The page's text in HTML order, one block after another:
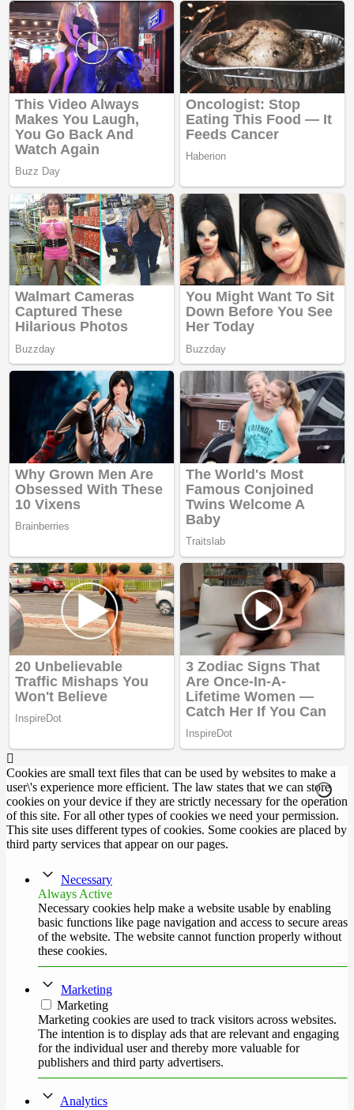
Cookies are small text files that can be used by websites to make a
user\'s experience more efficient. The law states that we can store
cookies on your device if they are strictly necessary for the operation
of this site. For all other types of cookies we need your permission.
This site uses different types of cookies. Some cookies are placed by
third party services that appear on our pages.
Necessary
Always Active
Necessary cookies help make a website usable by enabling
basic functions like page navigation and access to secure areas
of the website. The website cannot function properly without
these cookies.
Marketing
Marketing
Marketing cookies are used to track visitors across websites.
The intention is to display ads that are relevant and engaging
for the individual user and thereby more valuable for
publishers and third party advertisers.
Analytics